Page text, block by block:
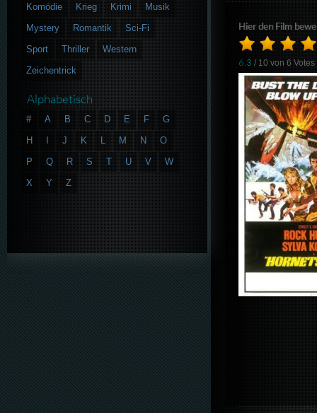
Hier den Film
6.3 / 10 von6 Votes
Komödie
Krieg Krimi
Musik
Mystery
Romantik
Sci-Fi
Sport
Thriller
Western
Zeichentrick
Alphabetisch
# A B C D E F
G
H
J K L M N
O
P
Q R S T U V
W
X
Y Z